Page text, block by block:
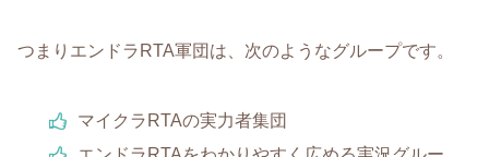
つまりエンドラRTA軍団は、次のようなグループです。
マイクラRTAの実力者集団